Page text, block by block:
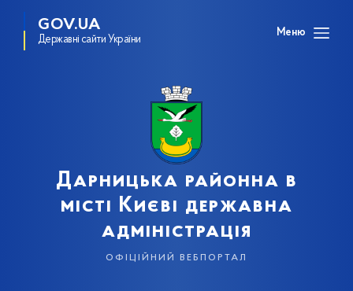
GOV.UA
Державні сайти України
Меню
Дарницька районна в
місті Києві державна
адміністрація
офіційний вебпортал